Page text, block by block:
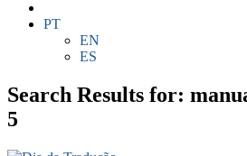
PT
EN
ES
Search Results for:
5